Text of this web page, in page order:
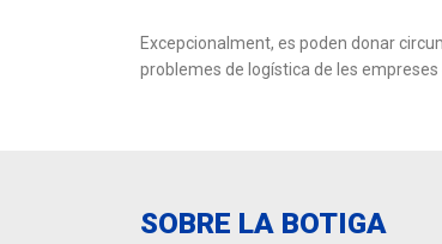
Excepcionalment, es poden donar
problemes de logística de les
SOBRE LA BOTIGA